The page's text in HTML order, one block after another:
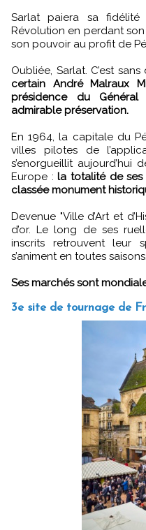
Sarlat paiera sa
Révolution en perdant son
son pouvoir au profit de
Oubliée, Sarlat. C’est
certain André Malraux
présidence du
admirable préservation.
En 1964, la capitale du
villes pilotes de
s’enorgueillit
Europe :la totalité de ses
classée monument
Devenue "Ville d’Art et
d’or. Le long de ses
inscrits retrouvent leur
s’animent en toutes saisons.
Ses marchés sont
3e site de tournage de